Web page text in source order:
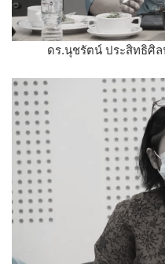
ดร.นุชรัตน์ ประสิทธิศิ